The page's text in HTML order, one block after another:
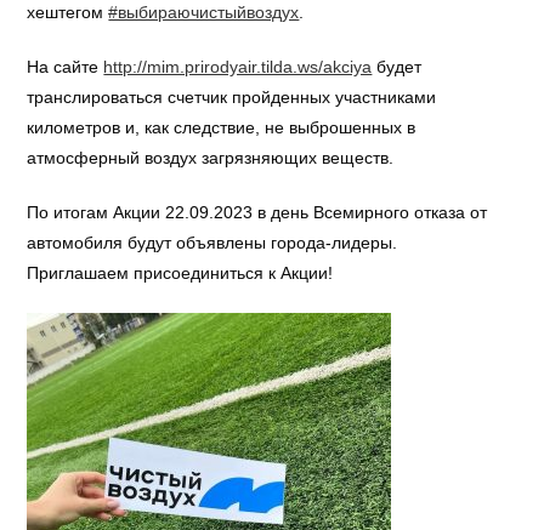
хештегом#выбираючистыйвоздух
На сайте http://mim.prirodyair.tilda.ws/akciya будет
транслироваться счетчик пройденных участниками
километров и, как следствие, не выброшенных в
атмосферный воздух загрязняющих веществ.
По итогам Акции 22.09.2023 в день Всемирного отказа от
автомобиля будут объявлены города-лидеры.
Приглашаем присоединиться к Акции!